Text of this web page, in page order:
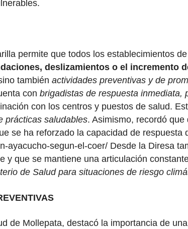
permite que todos los establecimientos
deslizamientos o el incremento
también actividades preventivas y de
con brigadistas de respuesta inmediata,
con los centros y puestos de salud.
prácticas saludables. Asimismo, recordó
se ha reforzado la capacidad de
ayacucho-segun-el-coer/ Desde la Diresa
y que se mantiene una articulación
de Salud para situaciones de riesgo
de Mollepata, destacó la importancia de una